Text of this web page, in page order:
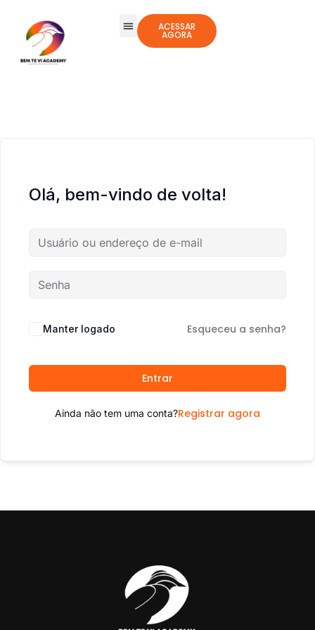
ACESSAR
AGORA
Olá, bem-vindo de volta!
Manter logado Esqueceu a senha?
Entrar
Ainda não tem uma conta?Registrar agora